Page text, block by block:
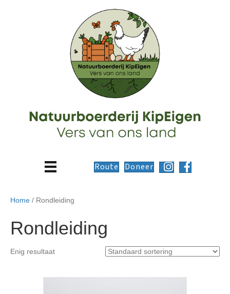
Route Doneer
Home / Rondleiding
Rondleiding
Enig resultaat